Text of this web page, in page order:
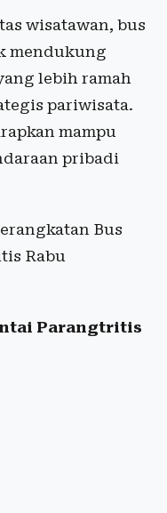
wisatawan, bus
mendukung
lebih ramah
pariwisata.
mampu
pribadi
Bus
Rabu
Parangtritis